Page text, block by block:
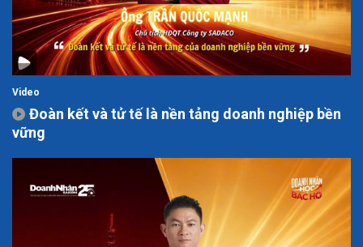
Video
Đoàn kết và tử tế là nền tảng doanh nghiệp bền
vững